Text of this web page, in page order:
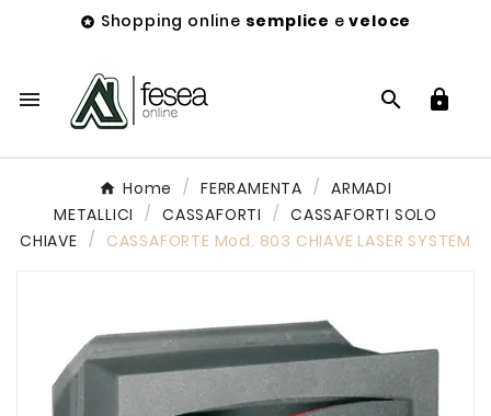
 Shopping online semplice eveloce
  
Home FERRAMENTA
ARMADI
METALLICI
CASSAFORTI
CASSAFORTI SOLO
CHIAVE
CASSAFORTE Mod. 803 CHIAVE LASER SYSTEM